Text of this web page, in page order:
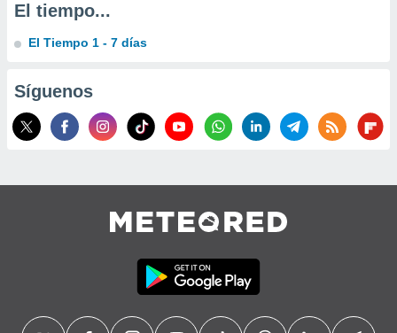
o a través
de
uso de
con el
de
El tiempo...
El Tiempo 1 - 7 días
Síguenos